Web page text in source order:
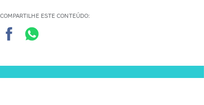
COMPARTILHE ESTE CONTEÚDO: